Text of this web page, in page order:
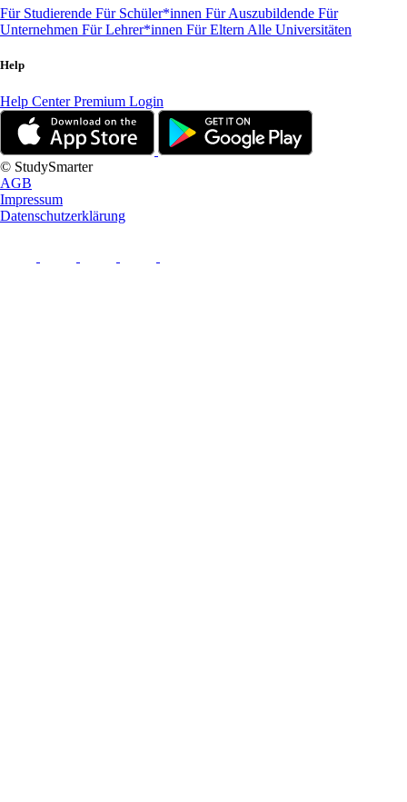
Für Studierende Für Schüler*innen Für Auszubildende Für
Unternehmen Für Lehrer*innen Für Eltern Alle Universitäten
Help
Help CenterPremium Login
© StudySmarter
AGB
Impressum
Datenschutzerklärung